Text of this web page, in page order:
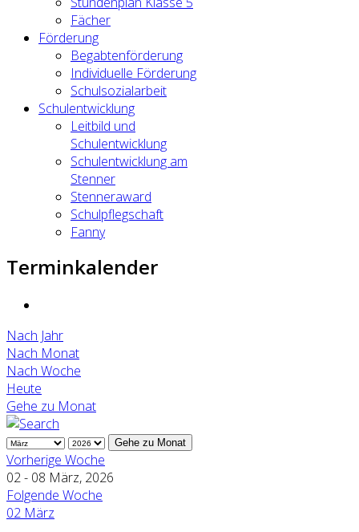
Fächer
Förderung
Begabtenförderung
Individuelle Förderung
Schulsozialarbeit
Schulentwicklung
Leitbild und
Schulentwicklung
Schulentwicklung am
Stenner
Stenneraward
Schulpflegschaft
Fanny
Terminkalender
Nach Jahr
Nach Monat
Nach Woche
Heute
Gehe zu Monat
Gehe zu Monat
Vorherige Woche
02 - 08 März, 2026
Folgende Woche
02 März